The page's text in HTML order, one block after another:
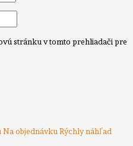
stránku v tomto prehliadači pre
Na objednávku Rýchly náhľad